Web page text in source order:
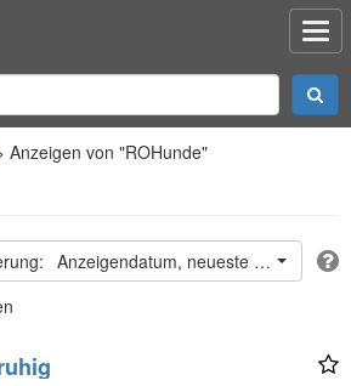
Anzeigen von "ROHunde"
Anzeigendatum, neueste oben